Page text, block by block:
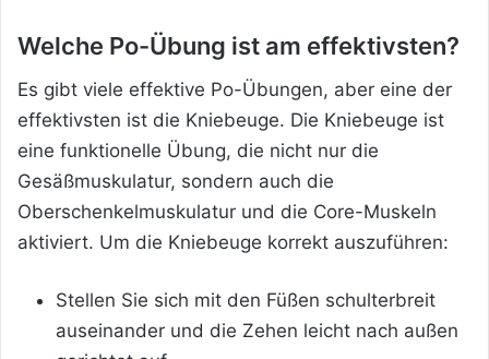
Welche Po-Übung ist am effektivsten?
Es gibt viele effektive Po-Übungen, aber eine der
effektivsten ist die Kniebeuge. Die Kniebeuge ist
eine funktionelle Übung, die nicht nur die
Gesäßmuskulatur, sondern auch die
Oberschenkelmuskulatur und die Core-Muskeln
aktiviert. Um die Kniebeuge korrekt auszuführen:
Stellen Sie sich mit den Füßen schulterbreit
auseinander und die Zehen leicht nach außen